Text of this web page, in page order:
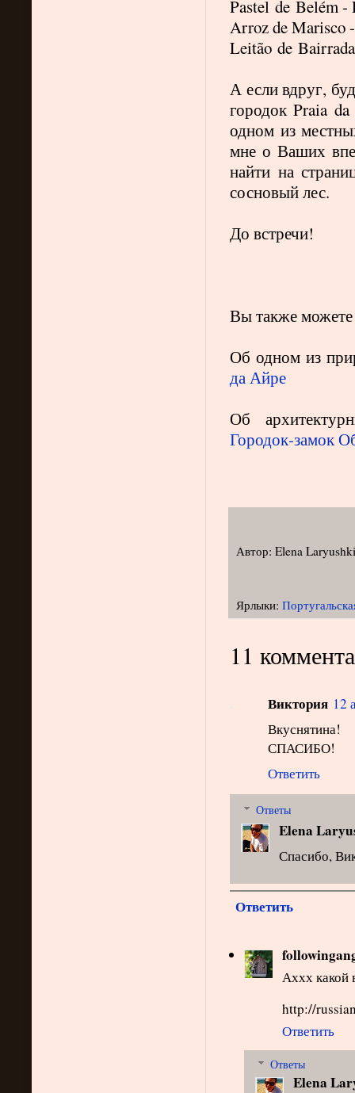
Pastel de Belém -
Arroz de Marisco
Leitão de
А если вдруг,
городок Praia
одном из
мне о Ваших
найти на
сосновый лес.
До встречи!
Вы также
Об одном из
да Айре
Об
Городок-замок
Автор: Elena
Ярлыки:
11
Виктория 12
СПАСИБО!
Ответить
Ответы
Elena
Спасибо,
Ответить
Аххх какой
http://
Ответить
Ответы
Elena